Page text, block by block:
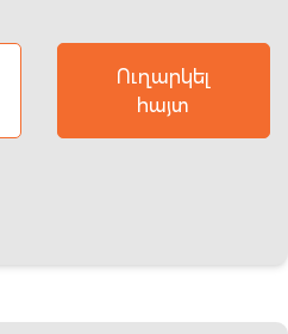
Ուղարկել
հայտ